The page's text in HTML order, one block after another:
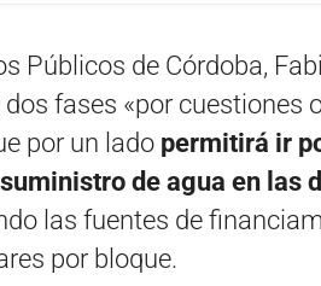
Públicos de Córdoba,
fases «por cuestiones
por un lado permitirá ir
de agua en las
las fuentes de
por bloque.